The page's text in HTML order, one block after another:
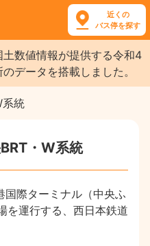
近くの
バス停を探す
数値情報が提供する令和4
データを搭載しました。
系統
・W系統
国際ターミナル（中央ふ
を運行する、西日本鉄道